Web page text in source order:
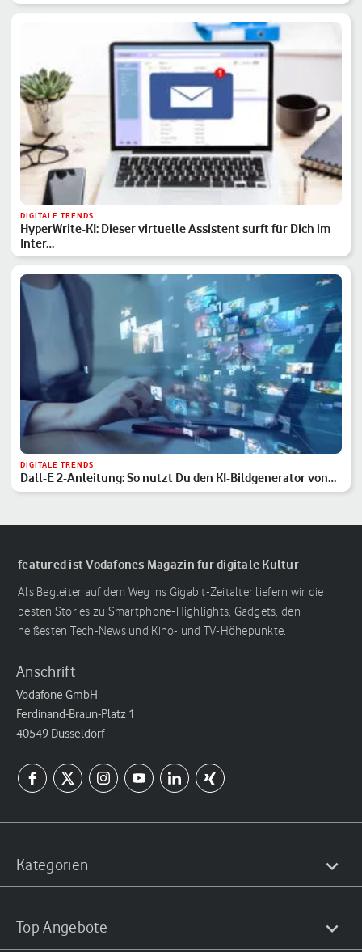
DIGITALE TRENDS
HyperWrite-KI: Dieser virtuelle Assistent surft für Dich im
Inter…
DIGITALE TRENDS
Dall-E 2-Anleitung: So nutzt Du den KI-Bildgenerator von
OpenAI
featured ist Vodafones Magazin für digitale Kultur
Als Begleiter auf dem Weg ins Gigabit-Zeitalter liefern wir die
besten Stories zu Smartphone-Highlights, Gadgets, den
heißesten Tech-News und Kino- und TV-Höhepunkte.
Anschrift
Vodafone GmbH
Ferdinand-Braun-Platz 1
40549 Düsseldorf
Kategorien
Top Angebote